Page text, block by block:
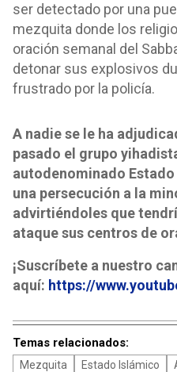
ser detectado por una
mezquita donde los
oración semanal del
detonar sus explosivos
frustrado por la policía.
A nadie se le ha
pasado el grupo
autodenominado
una persecución a la
advirtiéndoles que
ataque sus centros de
¡Suscríbete a nuestro
aquí: https://
Temas relacionados:
Mezquita Estado Islámico